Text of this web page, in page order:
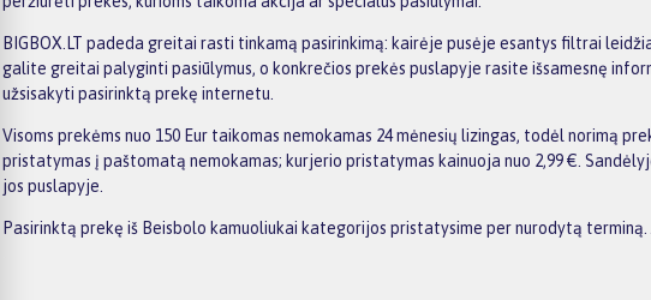
BIGBOX.LT padeda greitai rasti tinkamą pasirinkimą: kairėje pusėje esantys filtrai
galite greitai palyginti pasiūlymus, o konkrečios prekės puslapyje rasite išsamesnę
užsisakyti pasirinktą prekę internetu.
Visoms prekėms nuo 150 Eur taikomas nemokamas 24 mėnesių lizingas, todėl norimą
pristatymas į paštomatą nemokamas; kurjerio pristatymas kainuoja nuo 2,99 €.
jos puslapyje.
Pasirinktą prekę iš Beisbolo kamuoliukai kategorijos pristatysime per nurodytą